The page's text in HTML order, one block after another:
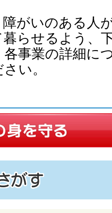
がいのある人
らせるよう、
事業の詳細に
い。